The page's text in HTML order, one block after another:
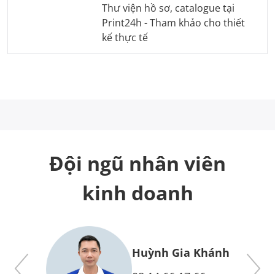
Thư viện hồ sơ, catalogue tại
Print24h - Tham khảo cho thiết
kế thực tế
Đội ngũ nhân viên
kinh doanh
Huỳnh Gia Khánh